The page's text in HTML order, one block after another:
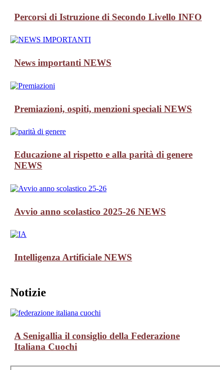
Percorsi di Istruzione di Secondo Livello INFO
News importanti NEWS
Premiazioni, ospiti, menzioni speciali NEWS
Educazione al rispetto e alla parità di genere
NEWS
Avvio anno scolastico 2025-26 NEWS
Intelligenza Artificiale NEWS
Notizie
A Senigallia il consiglio della Federazione
Italiana Cuochi